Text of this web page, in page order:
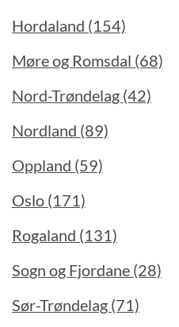
Hordaland (154)
Møre og Romsdal (68)
Nord-Trøndelag (42)
Nordland (89)
Oppland (59)
Oslo (171)
Rogaland (131)
Sogn og Fjordane (28)
Sør-Trøndelag (71)